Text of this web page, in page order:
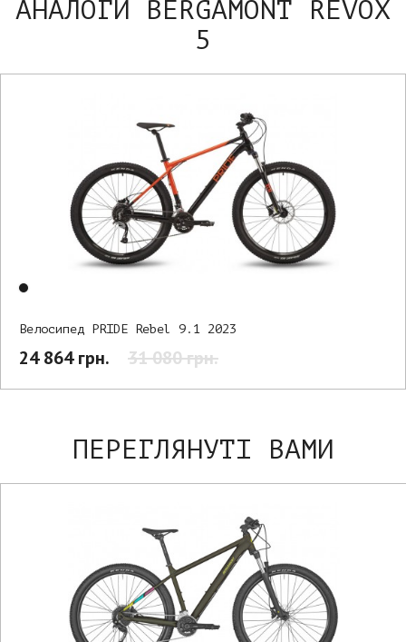
АНАЛОГИ BERGAMONT REVOX
5
Велосипед PRIDE Rebel 9.1 2023
24 864 грн. 31 080 грн.
ПЕРЕГЛЯНУТІ ВАМИ